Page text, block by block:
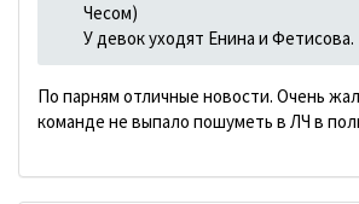
Чесом)
У девок уходят Енина и Фетисова.
По парням отличные новости. Очень
команде не выпало пошуметь в ЛЧ в